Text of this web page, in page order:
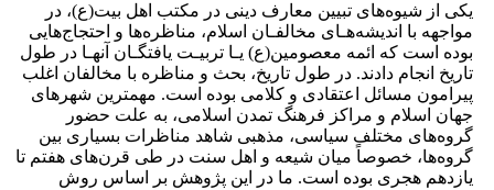
یکی از شیوه‌های تبیین معارف دینی در مکتب اهل بیت(ع)، در
مواجهه با اندیشه‌هـای مخالفـان اسلام، مناظره‌ها و احتجاج‌هایی
بوده است که ائمه معصومین(ع) یـا تربیـت یافتگـان آنهـا در طول
تاریخ انجام دادند. در طول تاریخ، بحث و مناظره با مخالفان اغلب
پیرامون مسائل اعتقادی و کلامی بوده است. مهمترین شهرهای
جهان اسلام و مراکز فرهنگ تمدن اسلامی، به علت حضور
گروه‌های مختلف سیاسی، مذهبی شاهد مناظرات بسیاری بین
گروه‌ها، خصوصاً میان شیعه و اهل سنت در طی قرن‌های هفتم تا
یازدهم هجری بوده است. ما در این پژوهش بر اساس روش